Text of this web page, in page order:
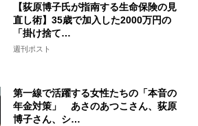
【荻原博子氏が指南する生命保険の見
直し術】35歳で加入した2000万円の
「掛け捨て…
週刊ポスト
第一線で活躍する女性たちの「本音の
年金対策」 あさのあつこさん、荻原
博子さん、シ…